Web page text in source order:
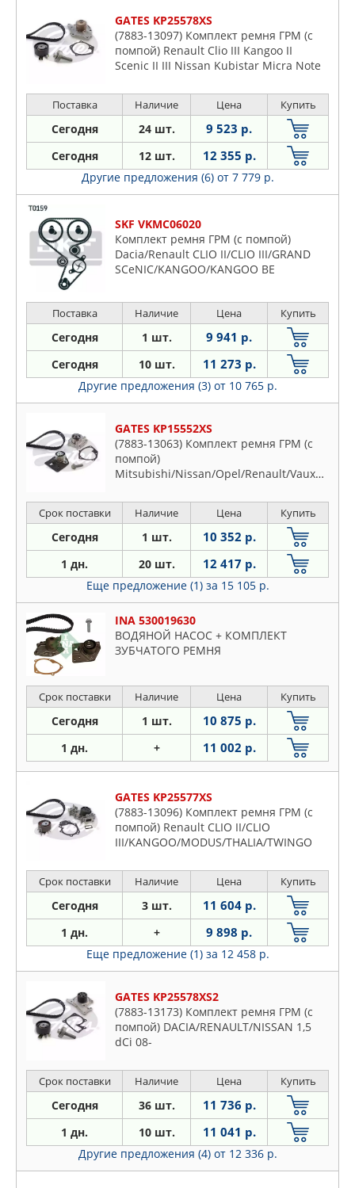
GATES KP25578XS
(7883-13097) Комплект ремня ГРМ (с
помпой) Renault Clio III Kangoo II
Scenic II III Nissan Kubistar Micra Note
Поставка Наличие Цена Купить
Сегодня 24 шт. 9 523 р.
Сегодня 12 шт. 12 355 р.
Другие предложения (6) от 7 779 р.
SKF VKMC06020
Комплект ремня ГРМ (с помпой)
Dacia/Renault CLIO II/CLIO III/GRAND
SCeNIC/KANGOO/KANGOO BE
)/LOGAN/MEGANE I/MEGANE II/MEGANE
III/MODUS/SCeNIC I/SCeNIC
II/THALIA/TWINGO 08/1995->
Поставка Наличие Цена Купить
Сегодня 1 шт. 9 941 р.
Сегодня 10 шт. 11 273 р.
Другие предложения (3) от 10 765 р.
GATES KP15552XS
(7883-13063) Комплект ремня ГРМ (с
помпой)
Mitsubishi/Nissan/Opel/Renault/Vauxhall/
IV/INTERSTAR/LAGUNA (B56 ,K56
)/LAGUNA II (BG0/1 /KG0/1 )/MASTER
II/MOVANO/MOVANO MK
I/PRIMASTAR/S40 I/SPACE STAR
(DG0)/TRAFIC II (EL,FL,JL)/V
Срок поставки Наличие Цена Купить
Сегодня 1 шт. 10 352 р.
1 дн. 20 шт. 12 417 р.
Еще предложение (1) за 15 105 р.
INA 530019630
ВОДЯНОЙ НАСОС + КОМПЛЕКТ
ЗУБЧАТОГО РЕМНЯ
Срок поставки Наличие Цена Купить
Сегодня 1 шт. 10 875 р.
1 дн. + 11 002 р.
GATES KP25577XS
(7883-13096) Комплект ремня ГРМ (с
помпой) Renault CLIO II/CLIO
III/KANGOO/MODUS/THALIA/TWINGO
Срок поставки Наличие Цена Купить
Сегодня 3 шт. 11 604 р.
1 дн. + 9 898 р.
Еще предложение (1) за 12 458 р.
GATES KP25578XS2
(7883-13173) Комплект ремня ГРМ (с
помпой) DACIA/RENAULT/NISSAN 1,5
dCi 08-
Срок поставки Наличие Цена Купить
Сегодня 36 шт. 11 736 р.
1 дн. 10 шт. 11 041 р.
Другие предложения (4) от 12 336 р.